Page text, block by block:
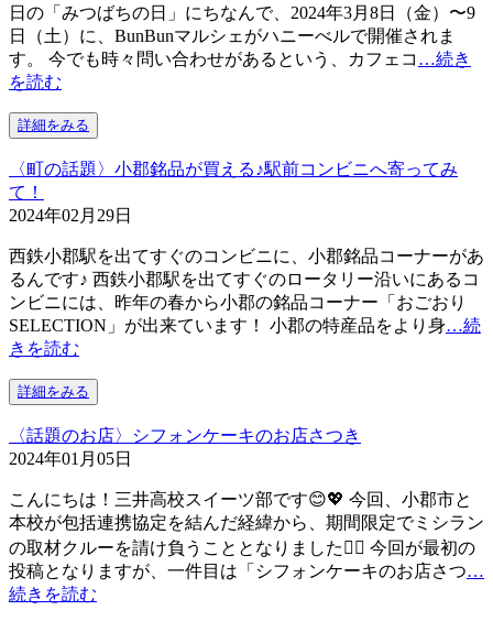
日の「みつばちの日」にちなんで、2024年3月8日（金）〜9
日（土）に、BunBunマルシェがハニーべルで開催されま
す。 今でも時々問い合わせがあるという、カフェコ …続き
を読む
詳細をみる
〈町の話題〉小郡銘品が買える♪駅前コンビニへ寄ってみ
て！
2024年02月29日
西鉄小郡駅を出てすぐのコンビニに、小郡銘品コーナーがあ
るんです♪ 西鉄小郡駅を出てすぐのロータリー沿いにあるコ
ンビニには、昨年の春から小郡の銘品コーナー「おごおり
SELECTION」が出来ています！ 小郡の特産品をより身…続
きを読む
詳細をみる
〈話題のお店〉シフォンケーキのお店さつき
2024年01月05日
こんにちは！三井高校スイーツ部です😊💖 今回、小郡市と
本校が包括連携協定を結んだ経緯から、期間限定でミシラン
の取材クルーを請け負うこととなりました🙋‍♀️ 今回が最初の
投稿となりますが、一件目は「シフォンケーキのお店さつ…
続きを読む